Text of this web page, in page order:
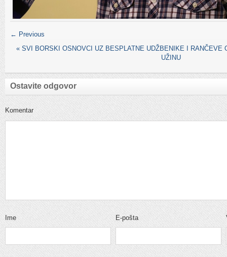
← Previous
« SVI BORSKI OSNOVCI UZ BESPLATNE UDŽBENIKE I RANČEVE
UŽINU
Ostavite odgovor
Komentar
Ime E-pošta